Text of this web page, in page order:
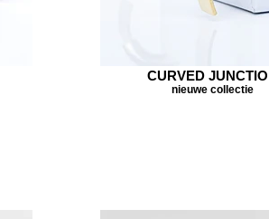
CURVED
nieuwe collectie